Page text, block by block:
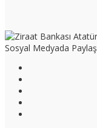
Sosyal Medyada Paylaş